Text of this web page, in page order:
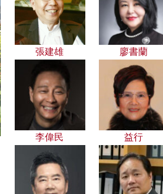
張建雄 廖書蘭
李偉民 益行